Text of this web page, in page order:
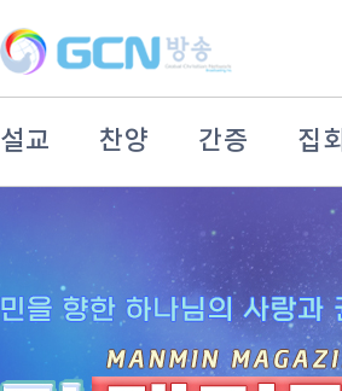
설교 찬양 간증 집회